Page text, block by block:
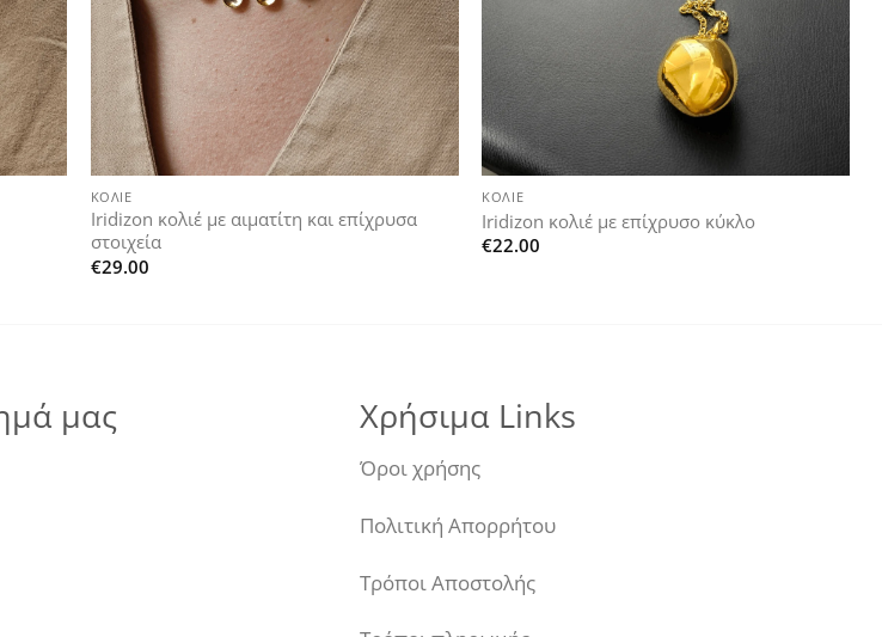
+
ΚΟΛΙΈ
Iridizon κολιέ με αιματίτη και επίχρυσα
στοιχεία
€29.00
+
ΚΟΛΙΈ
Iridizon κολιέ με επίχρυσο κύκλο
€22.00
μας Χρήσιμα Links
Όροι χρήσης
Πολιτική Απορρήτου
Τρόποι Αποστολής